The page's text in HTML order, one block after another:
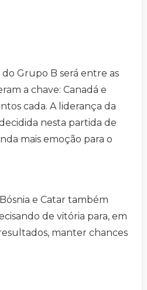
Grupo B será entre as
a chave: Canadá e
cada. A liderança da
nesta partida de
mais emoção para o
e Catar também
de vitória para, em
manter chances